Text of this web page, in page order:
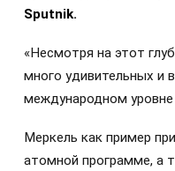
Sputnik.
«Несмотря на этот
много удивительных
международном
Меркель как пример
атомной программе, а